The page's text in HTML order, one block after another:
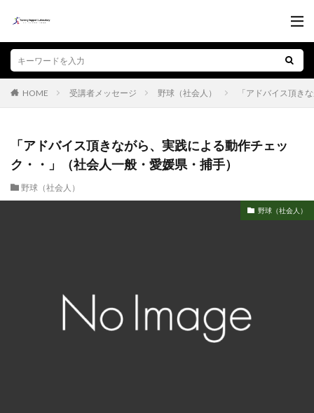
HOME 受講者メッセージ 野球（社会人） 「アドバイス頂き
「アドバイス頂きながら、実践による動作チェッ
ク・・」（社会人一般・愛媛県・捕手）
野球（社会人）
野球（社会人）